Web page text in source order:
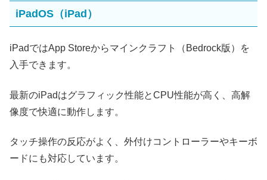
iPadOS（iPad）
iPadではApp Storeからマインクラフト（Bedrock版）を
入手できます。
最新のiPadはグラフィック性能とCPU性能が高く、高解
像度で快適に動作します。
タッチ操作の反応がよく、外付けコントローラーやキーボ
ードにも対応しています。